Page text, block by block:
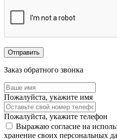
Отправить
Заказ обратного звонка
Пожалуйста, укажите имя
Пожалуйста, укажите телефон
Выражаю согласие на
хранение своих персональных